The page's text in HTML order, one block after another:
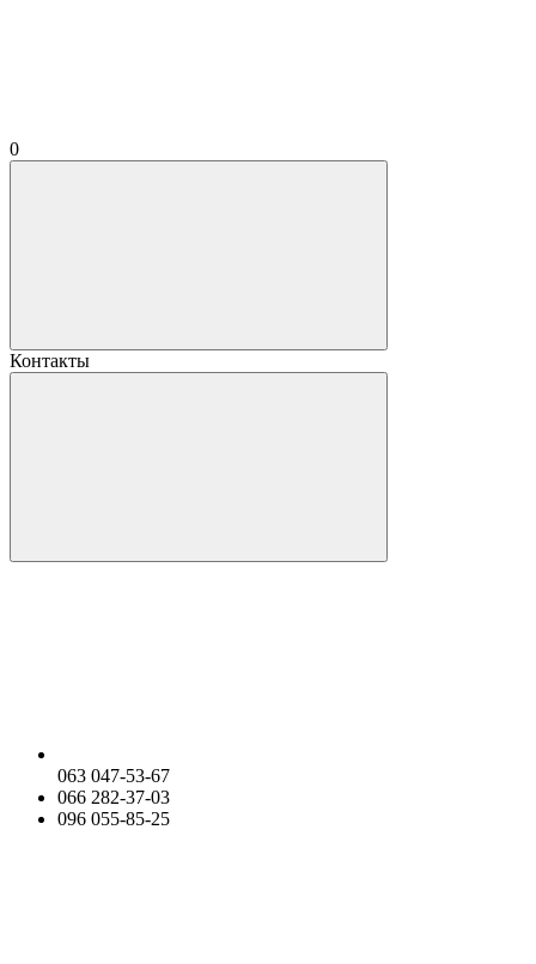
0
Контакты
063 047-53-67
066 282-37-03
096 055-85-25